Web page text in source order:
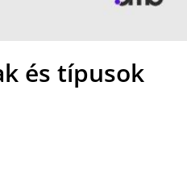
és típusok